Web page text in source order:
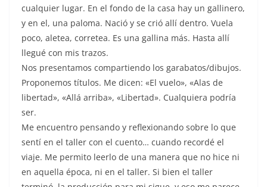
cualquier lugar. En el fondo de la casa hay un gallinero,
y en el, una paloma. Nació y se crió allí dentro. Vuela
poco, aletea, corretea. Es una gallina más. Hasta allí
llegué con mis trazos.
Nos presentamos compartiendo los garabatos/dibujos.
Proponemos títulos. Me dicen: «El vuelo», «Alas de
libertad», «Allá arriba», «Libertad». Cualquiera podría
ser.
Me encuentro pensando y reflexionando sobre lo que
sentí en el taller con el cuento… cuando recordé el
viaje. Me permito leerlo de una manera que no hice ni
en aquella época, ni en el taller. Si bien el taller